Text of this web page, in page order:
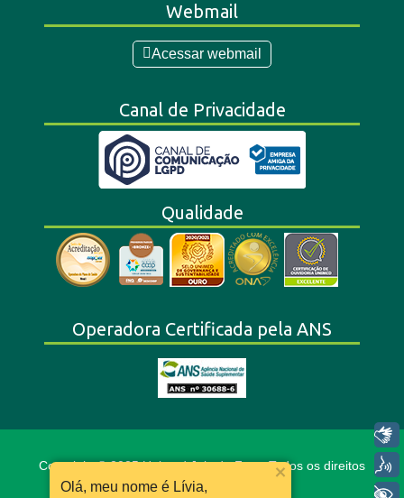
Libras
Voz
Webmail
Acessar webmail
Canal de Privacidade
Qualidade
Operadora Certificada pela ANS
Copyright © 2025 Unimed Juiz de Fora. Todos os direitos
reservados.
Olá, meu nome é Lívia,